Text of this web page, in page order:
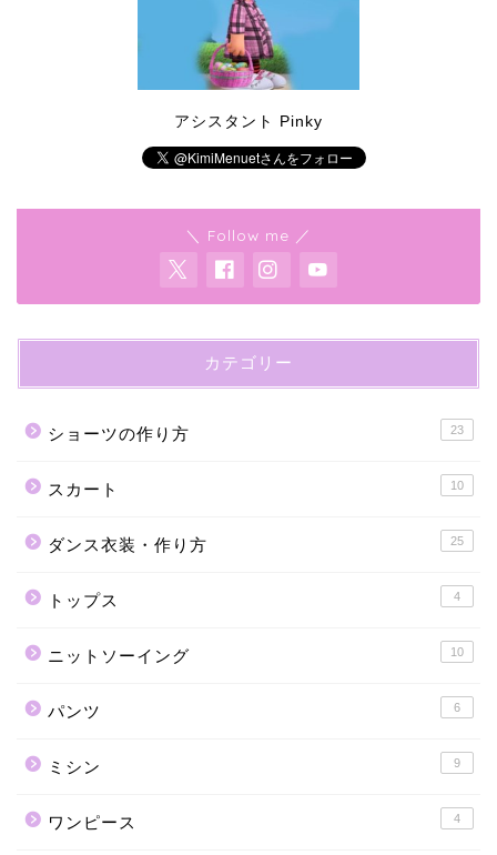
アシスタント Pinky
＼ Follow me ／
カテゴリー
ショーツの作り方 23
スカート 10
ダンス衣装・作り方 25
トップス 4
ニットソーイング 10
パンツ 6
ミシン 9
ワンピース 4